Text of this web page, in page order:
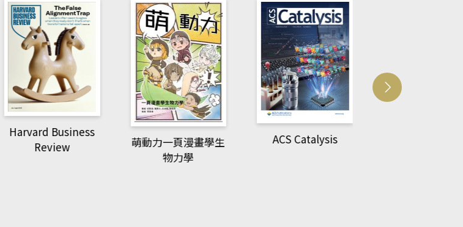
Harvard Business
Review
萌動力一頁漫畫學生
物力學
ACS Catalysis